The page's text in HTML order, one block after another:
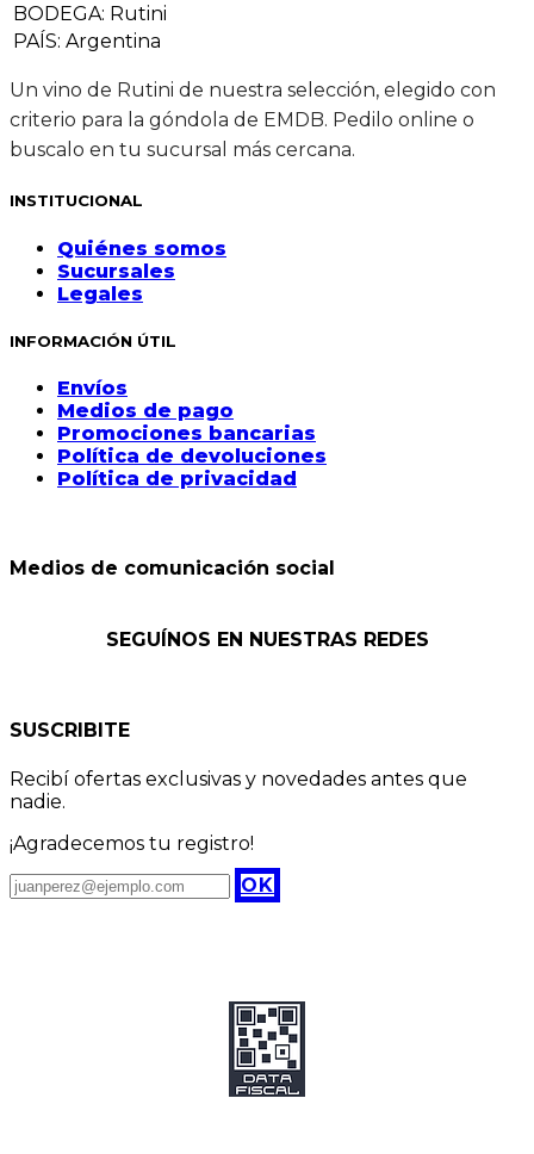
BODEGA: Rutini
PAÍS: Argentina
Un vino de Rutini de nuestra selección, elegido con
criterio para la góndola de EMDB. Pedilo online o
buscalo en tu sucursal más cercana.
INSTITUCIONAL
Quiénes somos
Sucursales
Legales
INFORMACIÓN ÚTIL
Envíos
Medios de pago
Promociones bancarias
Política de devoluciones
Política de privacidad
Medios de comunicación social
SEGUÍNOS EN NUESTRAS REDES
SUSCRIBITE
Recibí ofertas exclusivas y novedades antes que
nadie.
¡Agradecemos tu registro!
OK